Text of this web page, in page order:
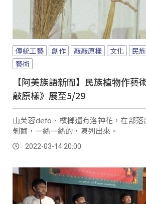
傳統工藝 創作 敲敲原樣 文化 民
藝術
【阿美族語新聞】民族植物作藝
敲原樣》展至5/29
山芙蓉defo、檳榔還有洛神花，在部
剝繭，一絲一絲的，陳列出來。
2022-03-14 20:00